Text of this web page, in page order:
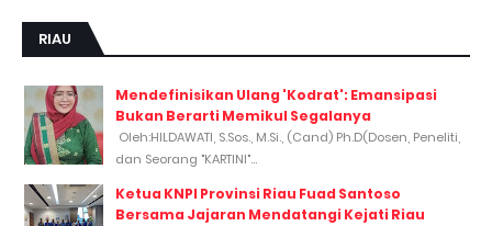
RIAU
Mendefinisikan Ulang 'Kodrat': Emansipasi
Bukan Berarti Memikul Segalanya
Oleh:HILDAWATI, S.Sos., M.Si., (Cand) Ph.D(Dosen, Peneliti,
dan Seorang "KARTINI"...
Ketua KNPI Provinsi Riau Fuad Santoso
Bersama Jajaran Mendatangi Kejati Riau